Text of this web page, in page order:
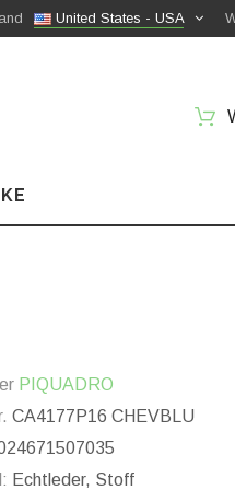
United States - USA
PIQUADRO
CA4177P16 CHEVBLU
Echtleder, Stoff